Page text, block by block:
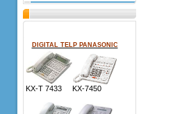
DIGITAL TELP PANASONIC
KX-T 7433 KX-7450